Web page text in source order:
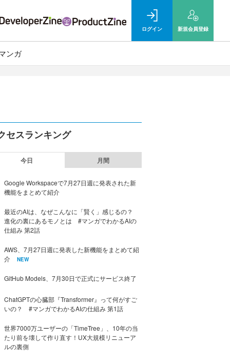
ログイン 新規会員登録
ンガ
セスランキング
今日 月間
Google Workspaceで7月27日週に発表された新
機能をまとめて紹介
最近のAIは、なぜこんなに「賢く」感じるの？
進化の裏にあるモノとは #マンガでわかるAIの
仕組み 第2話
AWS、7月27日週に発表した新機能をまとめて紹
介
NEW
GitHub Models、7月30日で正式にサービス終了
ChatGPTの心臓部『Transformer』って何がすご
いの？ #マンガでわかるAIの仕組み 第1話
世界7000万ユーザーの「TimeTree」、10年の当
たり前を壊して作り直す！UX大規模リニューア
ルの裏側